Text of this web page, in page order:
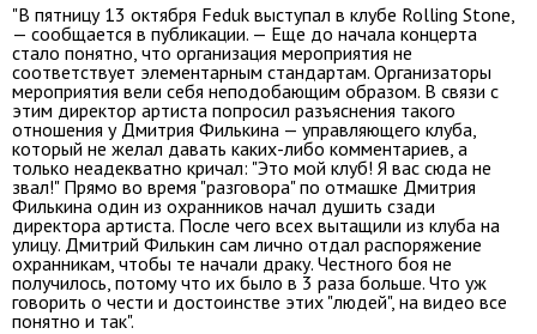
"В пятницу 13 октября Feduk выступал в клубе Rolling Stone,
— сообщается в публикации. — Еще до начала концерта
стало понятно, что организация мероприятия не
соответствует элементарным стандартам. Организаторы
мероприятия вели себя неподобающим образом. В связи с
этим директор артиста попросил разъяснения такого
отношения у Дмитрия Филькина — управляющего клуба,
который не желал давать каких-либо комментариев, а
только неадекватно кричал: "Это мой клуб! Я вас сюда не
звал!" Прямо во время "разговора" по отмашке Дмитрия
Филькина один из охранников начал душить сзади
директора артиста. После чего всех вытащили из клуба на
улицу. Дмитрий Филькин сам лично отдал распоряжение
охранникам, чтобы те начали драку. Честного боя не
получилось, потому что их было в 3 раза больше. Что уж
говорить о чести и достоинстве этих "людей", на видео все
понятно и так".